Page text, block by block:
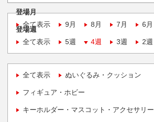
登場月
全て表示
9月 8月 7月 6月
登場週
全て表示
5週 4週 3週 2週
全て表示 ぬいぐるみ・クッション
フィギュア・ホビー
キーホルダー・マスコット・アクセサリー